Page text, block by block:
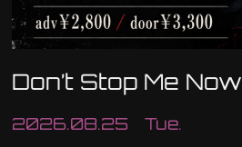
Don’t Stop Me Now
2026.08.25 Tue.